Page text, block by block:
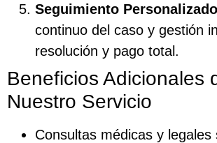
Seguimiento
continuo del caso y gestión
resolución y pago total.
Beneficios Adicionales
Nuestro Servicio
Consultas médicas y legales